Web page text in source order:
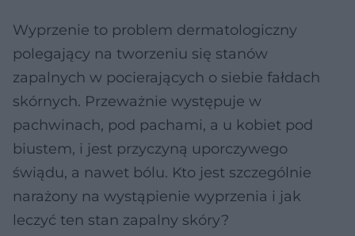
Wyprzenie to problem dermatologiczny
polegający na tworzeniu się stanów
zapalnych w pocierających o siebie fałdach
skórnych. Przeważnie występuje w
pachwinach, pod pachami, a u kobiet pod
biustem, i jest przyczyną uporczywego
świądu, a nawet bólu. Kto jest szczególnie
narażony na wystąpienie wyprzenia i jak
leczyć ten stan zapalny skóry?